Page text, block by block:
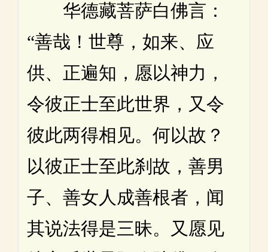
华德藏菩萨白佛言：
“善哉！世尊，如来、应
供、正遍知，愿以神力，
令彼正士至此世界，又令
彼此两得相见。何以故？
以彼正士至此刹故，善男
子、善女人成善根者，闻
其说法得是三昧。又愿见